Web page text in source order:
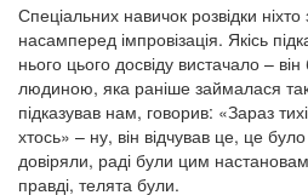
Спеціальних навичок розвідки
насамперед імпровізація. Якісь
нього цього досвіду вистачало –
людиною, яка раніше займалася
підказував нам, говорив: «Зараз
хтось» – ну, він відчував це, це
довіряли, раді були цим
правді, телята були.